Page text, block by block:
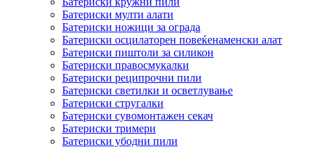
Батериски мулти алати
Батериски ножици за ограда
Батериски осцилаторен повеќенаменски алат
Батериски пиштоли за силикон
Батериски правосмукалки
Батериски реципрочни пили
Батериски светилки и осветлување
Батериски стругалки
Батериски сувомонтажен секач
Батериски тримери
Батериски убодни пили